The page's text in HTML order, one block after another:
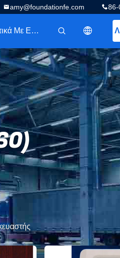
86-
amy@foundationfe.com
描述
Σχετικά Με Εμάς